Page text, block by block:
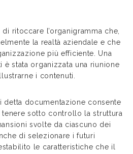
ritoccare l’organigramma che,
la realtà aziendale e che
più efficiente. Una
stata organizzata una riunione
i contenuti.
detta documentazione consente
sotto controllo la struttura
svolte da ciascuno dei
di selezionare i futuri
le caratteristiche che il